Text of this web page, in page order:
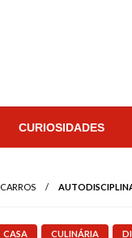
CURIOSIDADES
CARROS
CASA CULINÁRIA